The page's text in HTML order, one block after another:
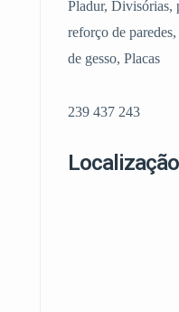
Pladur, Divisórias,
reforço de
de gesso, Placas
239 437 243
Localização